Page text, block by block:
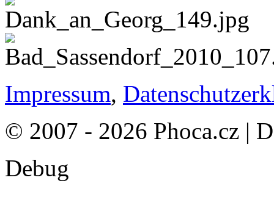
Impressum,
© 2007 - 2026 Phoca.cz |
Debug